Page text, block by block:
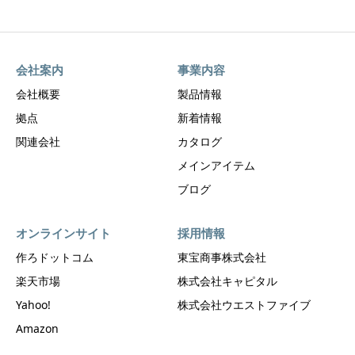
会社案内
会社概要
拠点
関連会社
事業内容
製品情報
新着情報
カタログ
メインアイテム
ブログ
オンラインサイト
作ろドットコム
楽天市場
Yahoo!
Amazon
採用情報
東宝商事株式会社
株式会社キャピタル
株式会社ウエストファイブ